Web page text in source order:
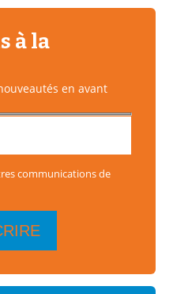
de nos clients en
aux enjeux actuels :
à la
en avant
communications de